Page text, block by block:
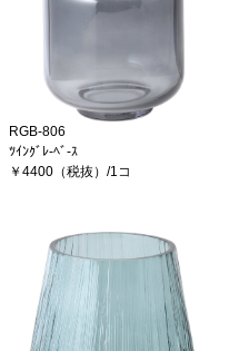
RGB-806
ﾂｲﾝｸﾞﾚ-ﾍﾞ-ｽ
￥4400（税抜）/1コ